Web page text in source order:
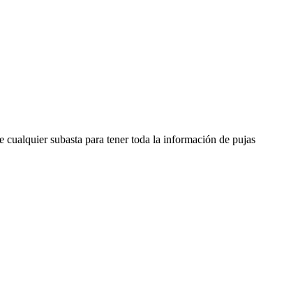
cualquier subasta para tener toda la información de pujas